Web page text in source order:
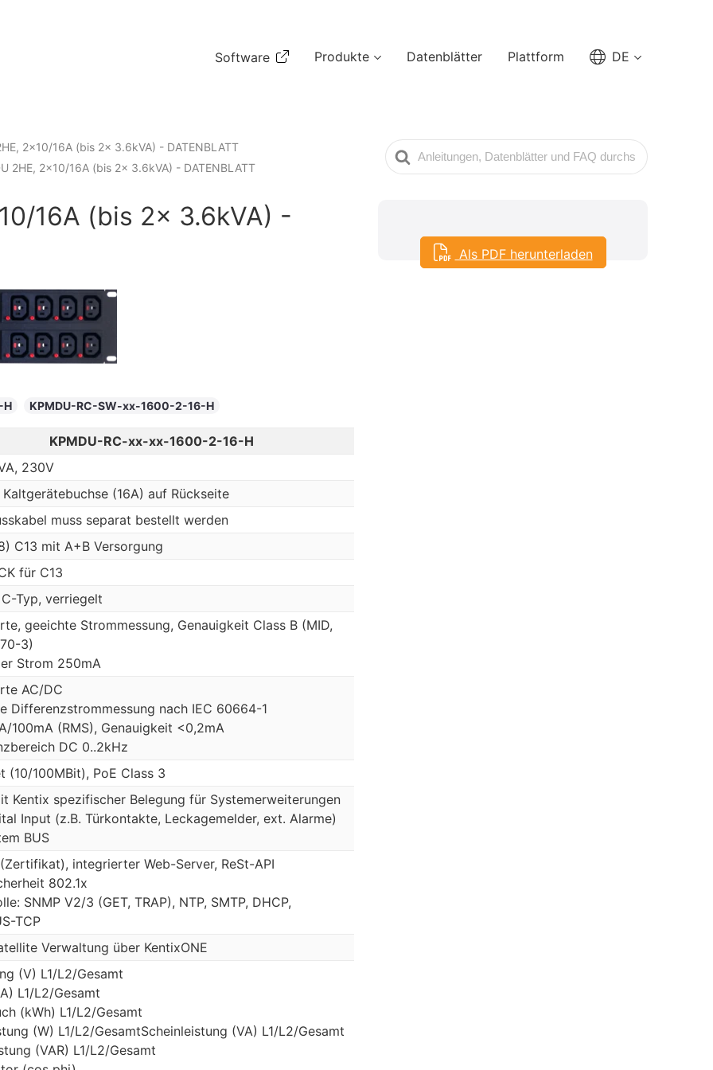
Software Produkte Datenblätter Plattform DE
2×10/16A (bis 2x 3.6kVA) - DATENBLATT
2HE, 2×10/16A (bis 2x 3.6kVA) - DATENBLATT
Suche
nach
16A (bis 2x 3.6kVA) -
H KPMDU-RC-SW-xx-1600-2-16-H
KPMDU-RC-xx-xx-1600-2-16-H
230V
(16A) auf Rückseite
muss separat bestellt werden
C13 mit A+B Versorgung
für C13
Typ, verriegelt
geeichte Strommessung, Genauigkeit Class B (MID,
3)
Strom 250mA
AC/DC
Differenzstrommessung nach IEC 60664-1
100mA (RMS), Genauigkeit <0,2mA
DC 0..2kHz
(10/100MBit), PoE Class 3
Kentix spezifischer Belegung für Systemerweiterungen
Input (z.B. Türkontakte, Leckagemelder, ext. Alarme)
BUS
integrierter Web-Server, ReSt-API
802.1x
SNMP V2/3 (GET, TRAP), NTP, SMTP, DHCP,
TCP
Verwaltung über KentixONE
(V) L1/L2/Gesamt
L1/L2/Gesamt
(kWh) L1/L2/Gesamt
(W) L1/L2/GesamtScheinleistung (VA) L1/L2/Gesamt
(VAR) L1/L2/Gesamt
Als PDF herunterladen